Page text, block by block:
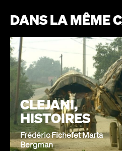
DANS LA MÊME
CLEJANI,
HISTOIRES
Frédéric Fichefet Marta
Bergman